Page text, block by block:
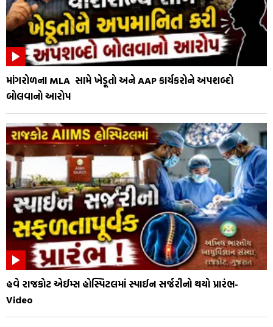
માંગરોળના MLA સામે ખેડૂતો અને AAP કાર્યકરોને અપશબ્દો
બોલવાનો આરોપ
હવે રાજકોટ એઈમ્સ હોસ્પિટલમાં સ્પાઈન સર્જરીનો થયો પ્રારંભ-
Video